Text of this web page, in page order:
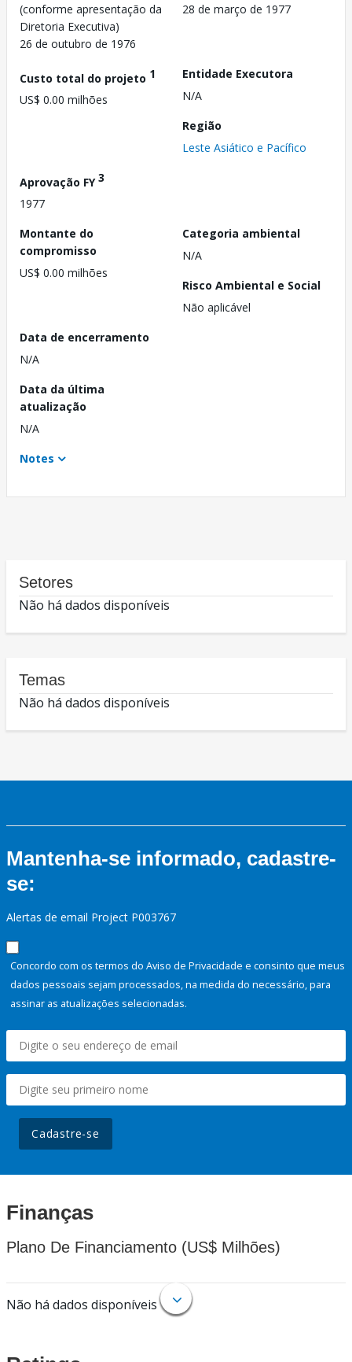
(conforme apresentação da
Diretoria Executiva)
26 de outubro de 1976
28 de março de 1977
Custo total do projeto 1
US$ 0.00 milhões
Entidade Executora
N/A
Região
Leste Asiático e Pacífico
Aprovação FY3
1977
Montante do
compromisso
US$ 0.00 milhões
Categoria ambiental
N/A
Risco Ambiental e Social
Não aplicável
Data de encerramento
N/A
Data da última
atualização
N/A
Notes
Setores
Não há dados disponíveis
Temas
Não há dados disponíveis
Mantenha-se informado, cadastre-
se:
Alertas de email Project P003767
Concordo com os termos do Aviso de Privacidade e consinto que meus
dados pessoais sejam processados, na medida do necessário, para
assinar as atualizações selecionadas.
Cadastre-se
Finanças
Plano De Financiamento (US$ Milhões)
Não há dados disponíveis